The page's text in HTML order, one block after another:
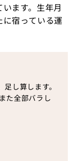
ます。生年月
宿っている運
し算します。
た全部バラし